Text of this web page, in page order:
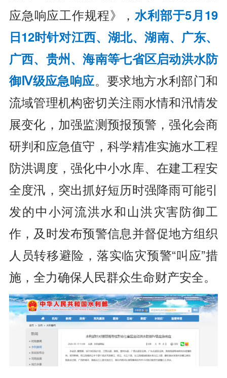
应急响应工作规程》，水利部于5月19
日12时针对江西、湖北、湖南、广东、
广西、贵州、海南等七省区启动洪水防
御Ⅳ级应急响应。要求地方水利部门和
流域管理机构密切关注雨水情和汛情发
展变化，加强监测预报预警，强化会商
研判和应急值守，科学精准实施水工程
防洪调度，强化中小水库、在建工程安
全度汛，突出抓好短历时强降雨可能引
发的中小河流洪水和山洪灾害防御工
作，及时发布预警信息并督促地方组织
人员转移避险，落实临灾预警“叫应”措
施，全力确保人民群众生命财产安全。